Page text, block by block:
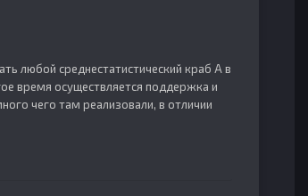
любой среднестатистический краб А в
время осуществляется поддержка и
чего там реализовали, в отличии